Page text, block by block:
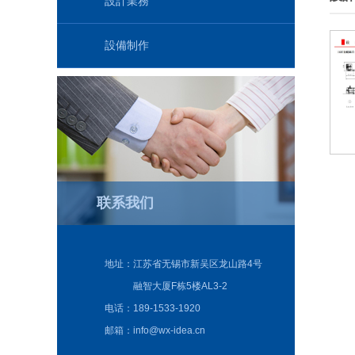
联系我们
地址： 江苏省无锡市新吴区龙山路4号
融智大厦F栋5楼AL3-2
电话： 189-1533-1920
邮箱： info@wx-idea.cn
設備制作